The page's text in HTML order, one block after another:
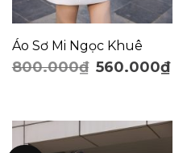
Áo Sơ Mi Ngọc Khuê
800.000₫ 560.000₫